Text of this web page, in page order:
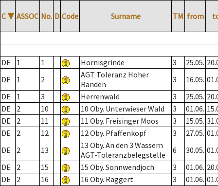
C ▼ ASSOC No. D Code Surname TM from
DE 1 1 Hornisgrinde 3 25.05.
DE
1 2
AGT Toleranz Hoher
Randen
3 16.05.
DE
1 3 Herrenwald 3 25.05.
DE
2 10 10 Oby. Unterwieser Wald 3 01.06.
DE
2 11 11 Oby. Freisinger Moos 3 15.05.
DE
2 12 12 Oby. Pfaffenkopf 3 27.05.
DE
2 13
13 Oby. An den 3 Wassern
AGT-Toleranzbelegstelle
6 30.05.
DE
2 15 15 Oby. Sonnwendjoch 3 01.06.
DE
2 16 16 Oby. Raggert 3 01.06.